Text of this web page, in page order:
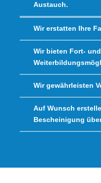
Austauch.
Wir erstatten Ihre
Wir bieten Fort- und
Wir gewährleisten
Auf Wunsch
Bescheinigung